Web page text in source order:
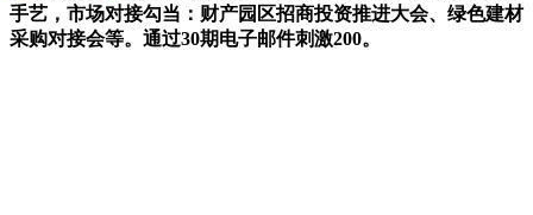
手艺，市场对接勾当：财产园区招商投资推进大会、绿色建材
采购对接会等。通过30期电子邮件刺激200。